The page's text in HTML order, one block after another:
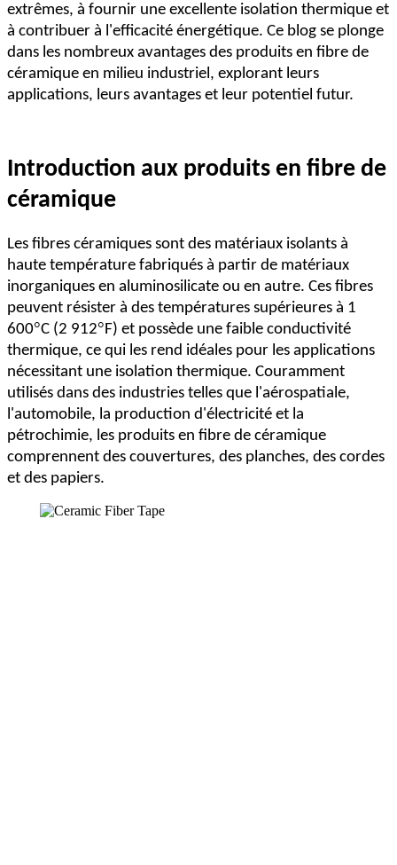
extrêmes, à fournir une excellente isolation thermique et
à contribuer à l'efficacité énergétique. Ce blog se plonge
dans les nombreux avantages des produits en fibre de
céramique en milieu industriel, explorant leurs
applications, leurs avantages et leur potentiel futur.
Introduction aux produits en fibre de
céramique
Les fibres céramiques sont des matériaux isolants à
haute température fabriqués à partir de matériaux
inorganiques en aluminosilicate ou en autre. Ces fibres
peuvent résister à des températures supérieures à 1
600°C (2 912° F) et possède une faible conductivité
thermique, ce qui les rend idéales pour les applications
nécessitant une isolation thermique. Couramment
utilisés dans des industries telles que l'aérospatiale,
l'automobile, la production d'électricité et la
pétrochimie, les produits en fibre de céramique
comprennent des couvertures, des planches, des cordes
et des papiers.